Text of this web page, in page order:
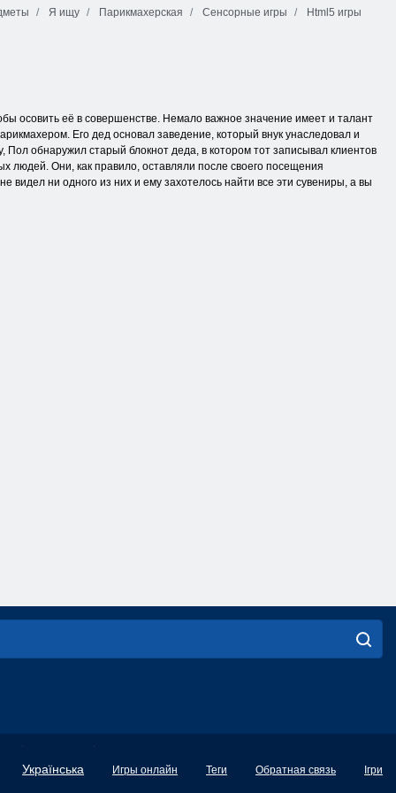
Я ищу Парикмахерская Сенсорные игры
Html5 игры
осовить её в совершенстве. Немало важное значение имеет и талант
Его дед основал заведение, который внук унаследовал и
Пол обнаружил старый блокнот деда, в котором тот записывал клиентов
людей. Они, как правило, оставляли после своего посещения
видел ни одного из них и ему захотелось найти все эти сувениры, а вы
Українська
English
Игры онлайн Теги Обратная связь Ігри